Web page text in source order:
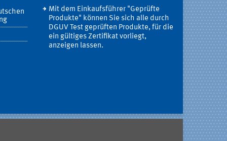
Mit dem Einkaufsführer "Geprüfte
Produkte" können Sie sich alle durch
DGUV Test geprüften Produkte, für die
ein gültiges Zertifikat vorliegt,
anzeigen lassen.